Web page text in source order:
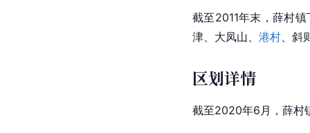
截至2011年末，薛村
津、大凤山、 港村 、
区划详情
截至2020年6月，薛村